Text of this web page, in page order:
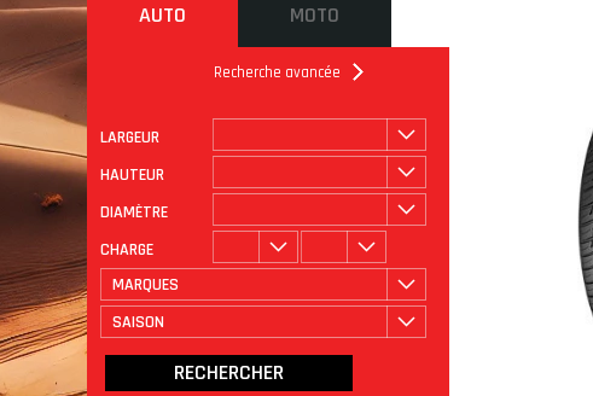
AUTO MOTO
Recherche avancée
LARGEUR
HAUTEUR
DIAMÈTRE
CHARGE
MARQUES
SAISON
ROULAGE À PLAT